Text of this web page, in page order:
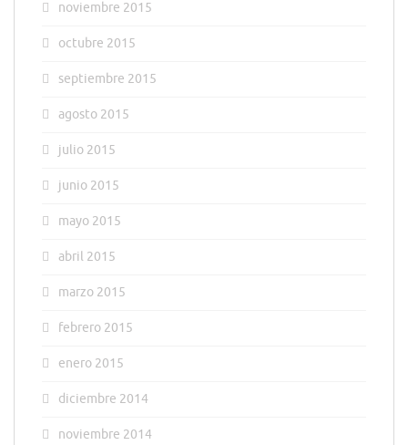
noviembre 2015
octubre 2015
septiembre 2015
agosto 2015
julio 2015
junio 2015
mayo 2015
abril 2015
marzo 2015
febrero 2015
enero 2015
diciembre 2014
noviembre 2014